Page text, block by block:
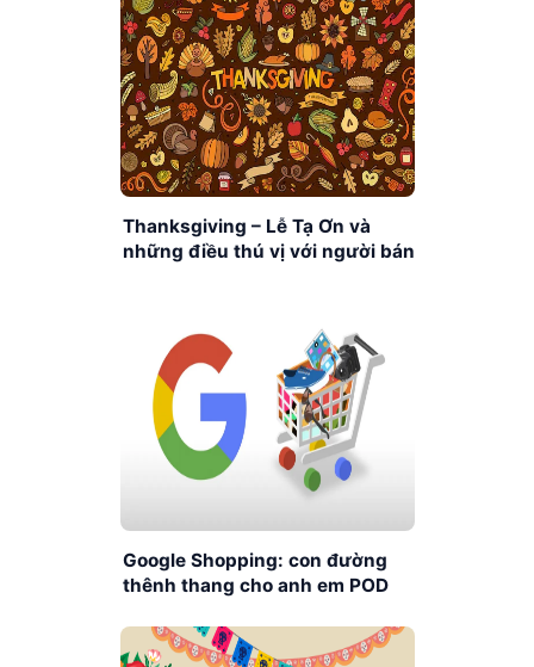
Thanksgiving – Lễ Tạ Ơn và
những điều thú vị với người bán
Google Shopping: con đường
thênh thang cho anh em POD